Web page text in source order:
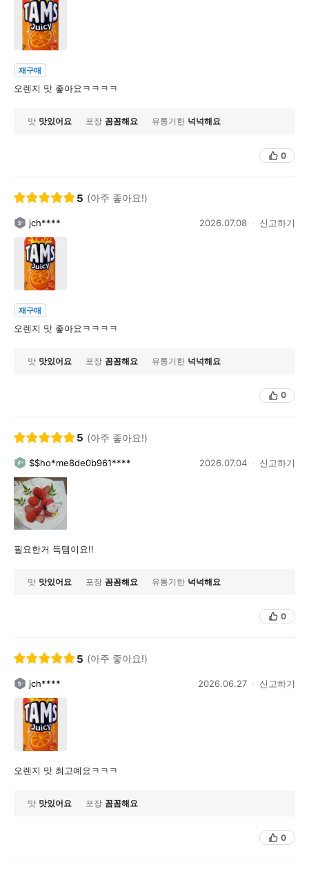
재구매
오렌지 맛 좋아요ㅋㅋㅋㅋ
맛 맛있어요 포장 꼼꼼해요 유통기한 넉넉해요
0
5 (아주 좋아요!)
jch**** 2026.07.08 신고하기
재구매
오렌지 맛 좋아요ㅋㅋㅋㅋ
맛 맛있어요 포장 꼼꼼해요 유통기한 넉넉해요
0
5 (아주 좋아요!)
$$ho*me8de0b961**** 2026.07.04 신고하기
필요한거 득템이요!!
맛 맛있어요 포장 꼼꼼해요 유통기한 넉넉해요
0
5 (아주 좋아요!)
jch**** 2026.06.27 신고하기
오렌지 맛 최고예요ㅋㅋㅋ
맛 맛있어요 포장 꼼꼼해요
0